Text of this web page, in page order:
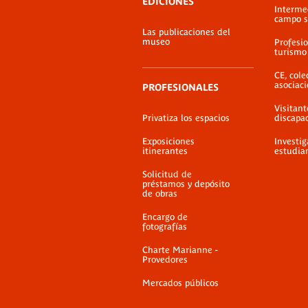
Las publicaciones del
museo
PROFESIONALES
Privatiza los espacios
Exposiciones
itinerantes
Solicitud de
préstamos y depósito
de obras
Encargo de
fotografías
Charte Marianne -
Provedores
Mercados públicos
campo
turismo
CE,